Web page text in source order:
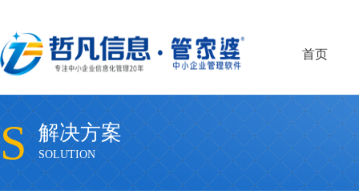
首页
S 解决方案
SOLUTION